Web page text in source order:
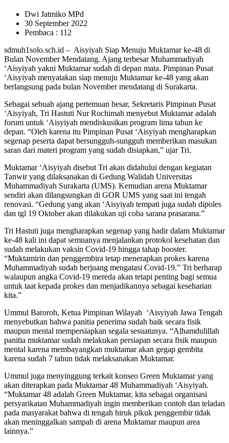
Dwi Jatmiko MPd
30 September 2022
Pembaca : 112
sdmuh1solo.sch.id – Aisyiyah Siap Menuju Muktamar ke-48 di
Bulan November Mendatang. Ajang terbesar Muhammadiyah
‘Aisyiyah yakni Muktamar sudah di depan mata. Pimpinan Pusat
‘Aisyiyah menyatakan siap menuju Muktamar ke-48 yang akan
berlangsung pada bulan November mendatang di Surakarta.
Sebagai sebuah ajang pertemuan besar, Sekretaris Pimpinan Pusat
‘Aisyiyah, Tri Hastuti Nur Rochimah menyebut Muktamar adalah
forum untuk ‘Aisyiyah mendiskusikan program lima tahun ke
depan. “Oleh karena itu Pimpinan Pusat ‘Aisyiyah mengharapkan
segenap peserta dapat bersungguh-sungguh memberikan masukan
saran dari materi program yang sudah disiapkan,” ujar Tri.
Muktamar ‘Aisyiyah disebut Tri akan didahului dengan kegiatan
Tanwir yang dilaksanakan di Gedung Walidah Universitas
Muhammadiyah Surakarta (UMS). Kemudian arena Muktamar
sendiri akan dilangsungkan di GOR UMS yang saat ini tengah
renovasi. “Gedung yang akan ‘Aisyiyah tempati juga sudah dipoles
dan tgl 19 Oktober akan dilakukan uji coba sarana prasarana.”
Tri Hastuti juga mengharapkan segenap yang hadir dalam Muktamar
ke-48 kali ini dapat semuanya menjalankan protokol kesehatan dan
sudah melakukan vaksin Covid-19 hingga tahap booster.
“Muktamirin dan penggembira tetap menerapkan prokes karena
Muhammadiyah sudah berjuang mengatasi Covid-19.” Tri berharap
walaupun angka Covid-19 mereda akan tetapi penting bagi semua
untuk taat kepada prokes dan menjadikannya sebagai keseharian
kita.”
Ummul Baroroh, Ketua Pimpinan Wilayah ‘Aisyiyah Jawa Tengah
menyebutkan bahwa panitia penerima sudah baik secara fisik
maupun mental mempersiapkan segala sesuatunya. “Alhamdulillah
panitia muktamar sudah melakukan persiapan secara fisik maupun
mental karena membayangkan muktamar akan gegap gembita
karena sudah 7 tahun tidak melaksanakan Muktamar.
Ummul juga menyinggung terkait konseo Green Muktamar yang
akan diterapkan pada Muktamar 48 Muhammadiyah ‘Aisyiyah.
“Muktamar 48 adalah Green Muktamar, kita sebagai organisasi
persyarikatan Muhammadiyah ingin memberikan contoh dan teladan
pada masyarakat bahwa di tengah hiruk pikuk penggembir tidak
akan meninggalkan sampah di arena Muktamar maupun area
lainnya.”